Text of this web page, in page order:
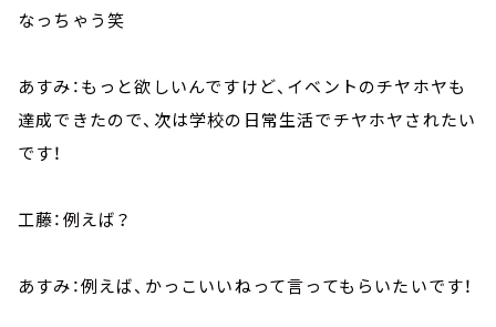
なっちゃう笑
あすみ：もっと欲しいんですけど、イベントのチヤホヤも
達成できたので、次は学校の日常生活でチヤホヤされたい
です！
工藤：例えば？
あすみ：例えば、かっこいいねって言ってもらいたいです！